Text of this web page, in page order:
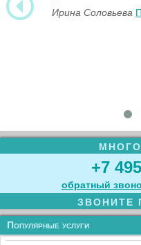
Ирина Соловьева
+7
обратный
ЗВОНИТЕ
Популярные услуги